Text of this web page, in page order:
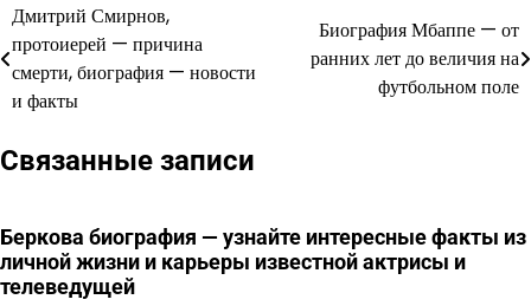
Навигация
по
записям
Дмитрий Смирнов,
протоиерей — причина
смерти, биография — новости
и факты
Биография Мбаппе — от
ранних лет до величия на
футбольном поле
Связанные записи
Беркова биография — узнайте интересные факты из
личной жизни и карьеры известной актрисы и
телеведущей